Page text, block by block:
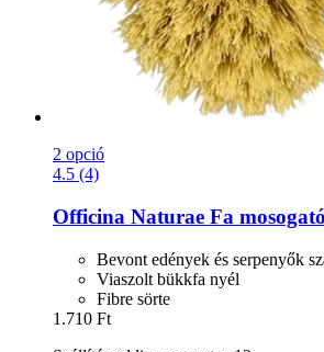
2 opció
4.5 (4)
Officina Naturae Fa
Bevont edények és serpenyők
Viaszolt bükkfa nyél
Fibre sörte
1.710 Ft